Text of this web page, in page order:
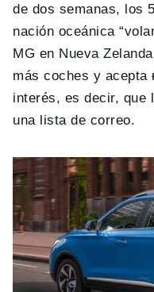
de dos semanas, los
nación oceánica
MG en Nueva
más coches y acepta
interés, es decir, que
una lista de correo.